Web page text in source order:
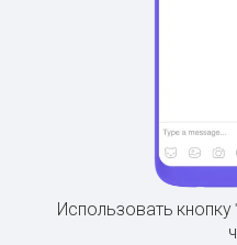
Использовать